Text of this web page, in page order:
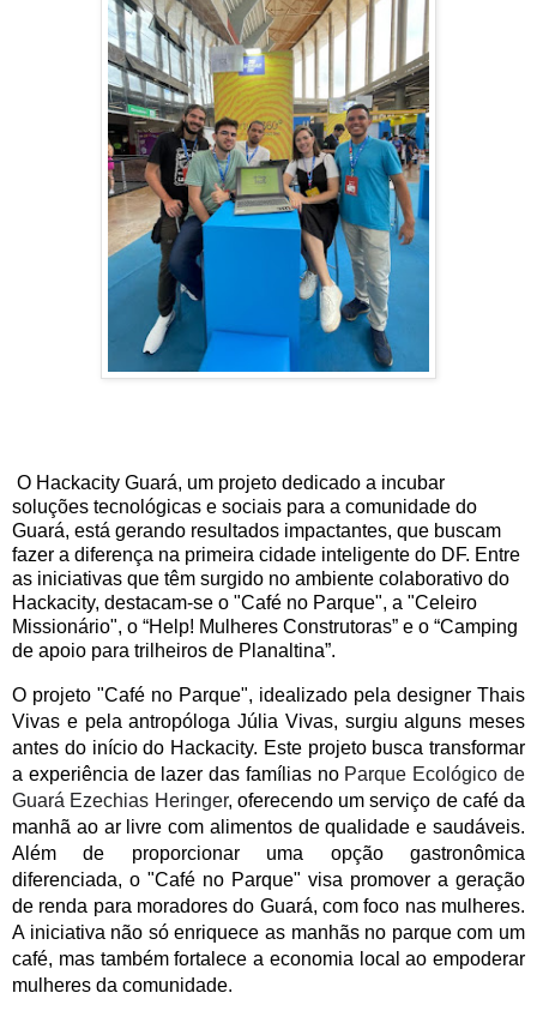
O Hackacity Guará, um projeto dedicado a incubar
soluções tecnológicas e sociais para a comunidade do
Guará, está gerando resultados impactantes, que buscam
fazer a diferença na primeira cidade inteligente do DF. Entre
as iniciativas que têm surgido no ambiente colaborativo do
Hackacity, destacam-se o "Café no Parque", a "Celeiro
Missionário", o “Help! Mulheres Construtoras” e o “Camping
de apoio para trilheiros de Planaltina”.
O projeto "Café no Parque", idealizado pela designer Thais
Vivas e pela antropóloga Júlia Vivas, surgiu alguns meses
antes do início do Hackacity. Este projeto busca transformar
a experiência de lazer das famílias no Parque Ecológico de
Guará Ezechias Heringer, oferecendo um serviço de café da
manhã ao ar livre com alimentos de qualidade e saudáveis.
Além de proporcionar uma opção gastronômica
diferenciada, o "Café no Parque" visa promover a geração
de renda para moradores do Guará, com foco nas mulheres.
A iniciativa não só enriquece as manhãs no parque com um
café, mas também fortalece a economia local ao empoderar
mulheres da comunidade.